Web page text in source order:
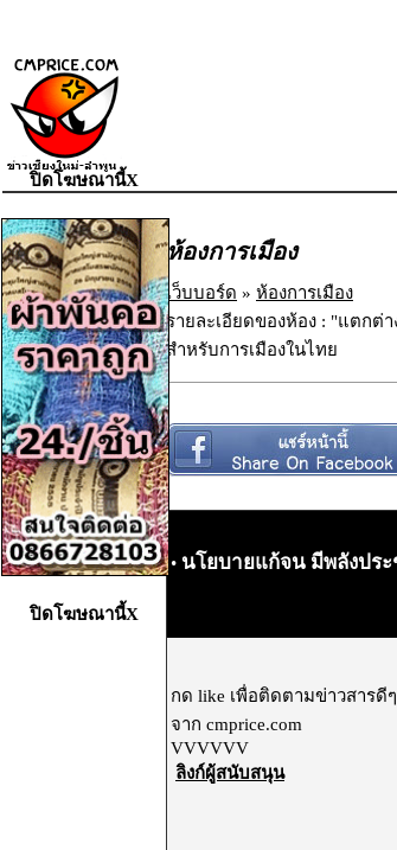
ห้องการเมือง
เว็บบอร์ด » ห้องการเมือง
รายละเอียดของห้อง : "แตก
สำหรับการเมืองในไทย
• นโยบายแก้จน มีพลังปร
กด like เพื่อติดตามข่าวสารดีๆ
จาก cmprice.com
VVVVVV
ลิงก์ผู้สนับสนุน
ปิดโฆษณานี้X
ปิดโฆษณานี้X